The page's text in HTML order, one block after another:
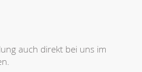
auch direkt bei uns im